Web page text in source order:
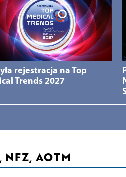
rejestracja na Top
Trends 2027
NFZ, AOTM